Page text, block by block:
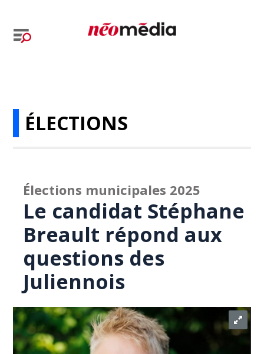
ÉLECTIONS
Élections municipales 2025
Le candidat Stéphane
Breault répond aux
questions des
Juliennois